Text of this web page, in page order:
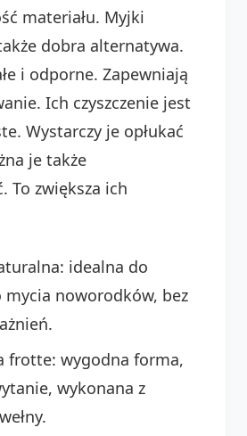
materiału. Myjki
dobra alternatywa.
i odporne. Zapewniają
Ich czyszczenie jest
Wystarczy je opłukać
je także
To zwiększa ich
idealna do
noworodków, bez
frotte: wygodna forma,
wykonana z